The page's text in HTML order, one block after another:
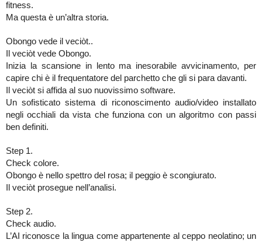
fitness.
Ma questa è un’altra storia.
Obongo vede il veciòt..
Il veciòt vede Obongo.
Inizia la scansione in lento ma inesorabile avvicinamento, per
capire chi è il frequentatore del parchetto che gli si para davanti.
Il veciòt si affida al suo nuovissimo software.
Un sofisticato sistema di riconoscimento audio/video installato
negli occhiali da vista che funziona con un algoritmo con passi
ben definiti.
Step 1.
Check colore.
Obongo è nello spettro del rosa; il peggio è scongiurato.
Il veciòt prosegue nell’analisi.
Step 2.
Check audio.
L’AI riconosce la lingua come appartenente al ceppo neolatino; un